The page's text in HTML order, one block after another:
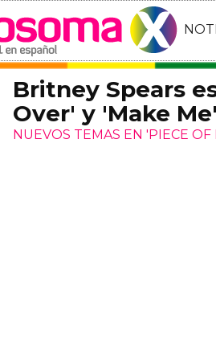
Britney Spears
Over' y 'Make
NUEVOS TEMAS EN 'PIECE OF